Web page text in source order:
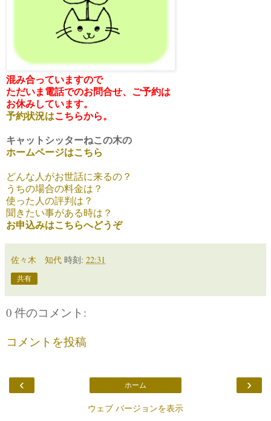
混み合っていますので
ただいま電話でのお問合せ、ご予約は
お休みしています。
予約状況はこちらから。
キャットシッターねこの木の
ホームページはこちら
どんな人がお世話に来るの？
うちの場合の料金は？
使った人の評判は？
聞きたい事がある時は？
お申込みはこちらへどうぞ
佐々木 知代 時刻: 22:31
共有
0 件のコメント:
コメントを投稿
‹ ›
ホーム
ウェブ バージョンを表示